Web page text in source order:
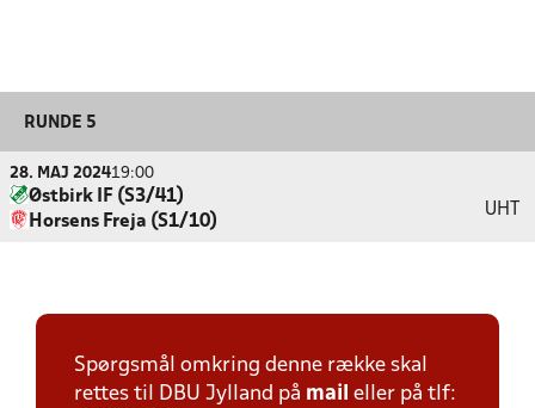
RUNDE 5
28. MAJ 202419:00
Østbirk IF (S3/41)
Horsens Freja (S1/10)
UHT
Spørgsmål omkring denne række skal
rettes til DBU Jylland på mail eller på tlf: